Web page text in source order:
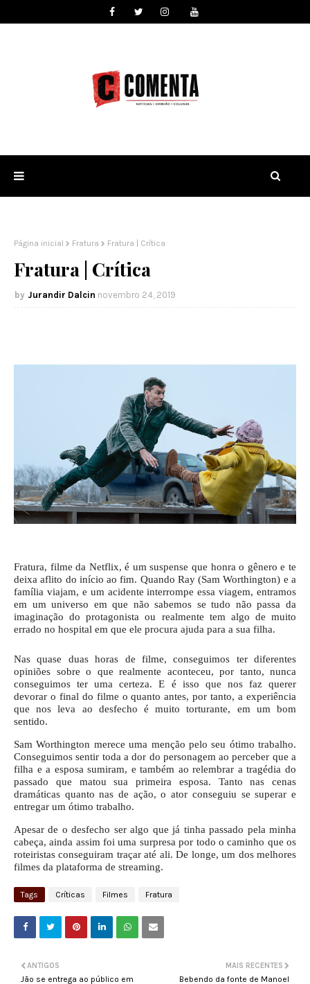
Página inicial Fratura Fratura | Crítica
Fratura | Crítica
Jurandir Dalcin novembro 24, 2019
Fratura, filme da Netflix, é um suspense que honra o gênero e te
deixa aflito do início ao fim. Quando Ray (Sam Worthington) e a
família viajam, e um acidente interrompe essa viagem, entramos
em um universo em que não sabemos se tudo não passa da
imaginação do protagonista ou realmente tem algo de muito
errado no hospital em que ele procura ajuda para a sua filha.
Nas quase duas horas de filme, conseguimos ter diferentes
opiniões sobre o que realmente aconteceu, por tanto, nunca
conseguimos ter uma certeza. E é isso que nos faz querer
devorar o final do filme o quanto antes, por tanto, a experiência
que nos leva ao desfecho é muito torturante, em um bom
sentido.
Sam Worthington merece uma menção pelo seu ótimo trabalho.
Conseguimos sentir toda a dor do personagem ao perceber que a
filha e a esposa sumiram, e também ao relembrar a tragédia do
passado que matou sua primeira esposa. Tanto nas cenas
dramáticas quanto nas de ação, o ator conseguiu se superar e
entregar um ótimo trabalho.
Apesar de o desfecho ser algo que já tinha passado pela minha
cabeça, ainda assim foi uma surpresa por todo o caminho que os
roteiristas conseguiram traçar até ali. De longe, um dos melhores
filmes da plataforma de streaming.
Tags Críticas Filmes Fratura
MAIS RECENTES
Bebendo da fonte de Manoel
ANTIGOS
Jão se entrega ao público em